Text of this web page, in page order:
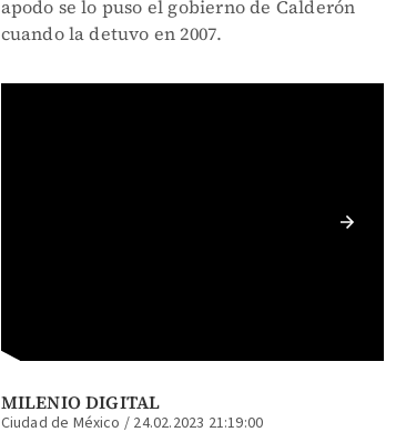
apodo se lo puso el gobierno de Calderón
cuando la detuvo en 2007.
MILENIO DIGITAL
Ciudad de México / 24.02.2023 21:19:00